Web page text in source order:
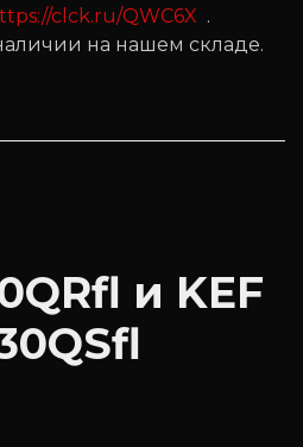
clck.ru/QWC6X .
на нашем складе.
и KEF